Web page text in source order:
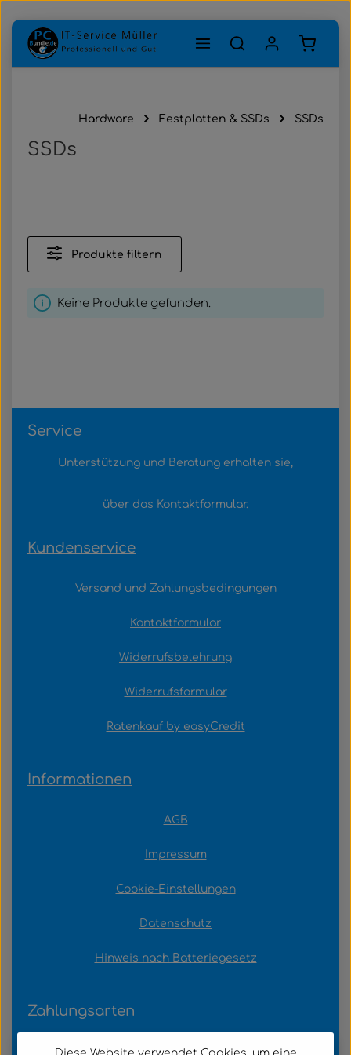
Zum Hauptinhalt springen
Hardware Festplatten & SSDs SSDs
SSDs
Produkte filtern
Keine Produkte gefunden.
Service
Unterstützung und Beratung erhalten sie,
über das Kontaktformular.
Kundenservice
Versand und Zahlungsbedingungen
Kontaktformular
Widerrufsbelehrung
Widerrufsformular
Ratenkauf by easyCredit
Informationen
AGB
Impressum
Cookie-Einstellungen
Datenschutz
Hinweis nach Batteriegesetz
Zahlungsarten